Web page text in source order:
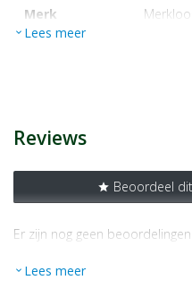
Merk
expand_more Lees meer
Reviews
star Beoordeel
Er zijn nog geen
expand_more Lees meer